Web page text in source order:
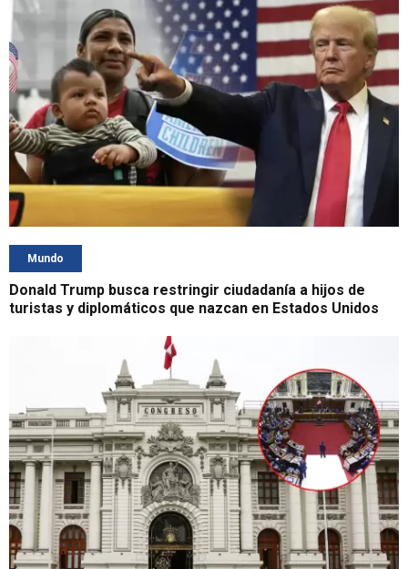
Mundo
Donald Trump busca restringir ciudadanía a hijos de
turistas y diplomáticos que nazcan en Estados Unidos